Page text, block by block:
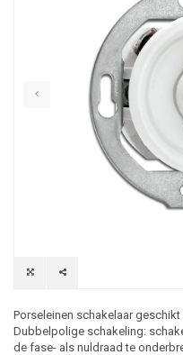
Porseleinen schakelaar
Dubbelpolige schakeling:
de fase- als nuldraad te